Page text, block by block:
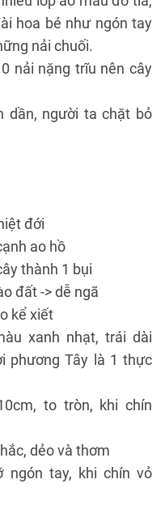
hoa bé như ngón tay
nải chuối.
nải nặng trĩu nên cây
dần, người ta chặt bỏ
đới
ao hồ
thành 1 bụi
đất -> dễ ngã
kể xiết
xanh nhạt, trái dài
phương Tây là 1 thực
to tròn, khi chín
dẻo và thơm
ngón tay, khi chín vỏ